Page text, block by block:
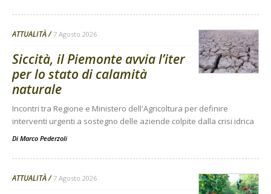
ATTUALITÀ 7 Agosto 2026
Siccità, il Piemonte avvia l’iter
per lo stato di calamità
naturale
Incontri tra Regione e Ministero dell'Agricoltura per definire
interventi urgenti a sostegno delle aziende colpite dalla crisi idrica
Di Marco Pederzoli
ATTUALITÀ 7 Agosto 2026